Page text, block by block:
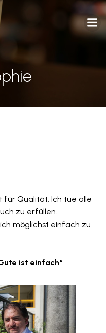
für Qualität. Ich tue alle
zu erfüllen.
möglichst einfach zu
ist einfach“